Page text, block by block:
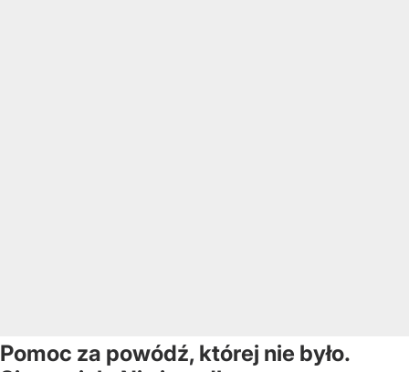
Pomoc za powódź, której nie było.